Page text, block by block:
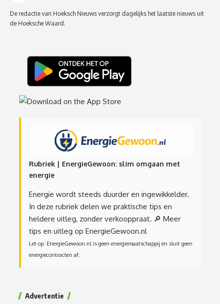
De redactie van Hoeksch Nieuws verzorgt dagelijks het laatste nieuws uit
de Hoeksche Waard.
Rubriek | EnergieGewoon: slim omgaan met
energie
Energie wordt steeds duurder en ingewikkelder.
In deze rubriek delen we praktische tips en
heldere uitleg, zonder verkooppraat. 🔎 Meer
tips en uitleg op EnergieGewoon.nl
Let op: EnergieGewoon.nl is geen energiemaatschappij en sluit geen
energiecontracten af.
Advertentie